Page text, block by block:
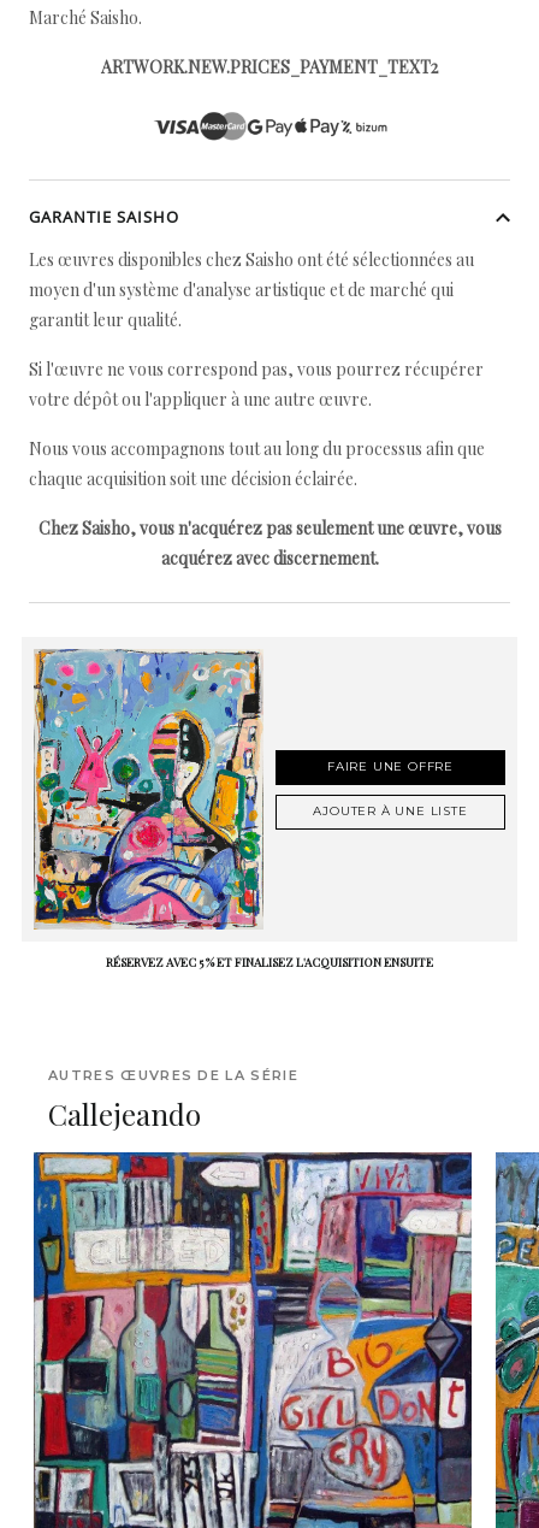
Marché Saisho.
ARTWORK.NEW.PRICES_PAYMENT_TEXT2
GARANTIE SAISHO
Les œuvres disponibles chez Saisho ont été sélectionnées au
moyen d'un système d'analyse artistique et de marché qui
garantit leur qualité.
Si l'œuvre ne vous correspond pas, vous pourrez récupérer
votre dépôt ou l'appliquer à une autre œuvre.
Nous vous accompagnons tout au long du processus afin que
chaque acquisition soit une décision éclairée.
Chez Saisho, vous n'acquérez pas seulement une œuvre, vous
acquérez avec discernement.
FAIRE UNE OFFRE
AJOUTER À UNE LISTE
RÉSERVEZ AVEC 5 % ET FINALISEZ L'ACQUISITION ENSUITE
AUTRES ŒUVRES DE LA SÉRIE
Callejeando